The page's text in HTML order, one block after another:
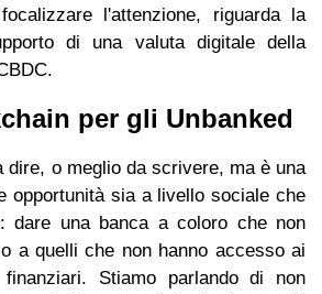
l'attenzione, riguarda la
di una valuta digitale della
per gli Unbanked
dire, o meglio da scrivere, ma è una
opportunità sia a livello sociale che
dare una banca a coloro che non
a quelli che non hanno accesso ai
Stiamo parlando di non